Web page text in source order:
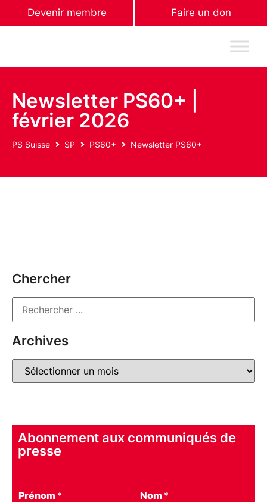
Devenir membre Faire un don
Newsletter PS60+ |
février 2026
PS Suisse SP PS60+ Newsletter PS60+
Chercher
Archives
Abonnement aux communiqués de
presse
Prénom * Nom *